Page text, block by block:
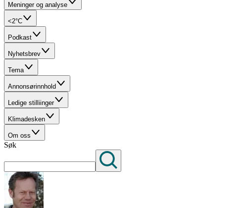
Meninger og analyse
<2°C
Podkast
Nyhetsbrev
Tema
Annonsørinnhold
Ledige stilliinger
Klimadesken
Om oss
Søk